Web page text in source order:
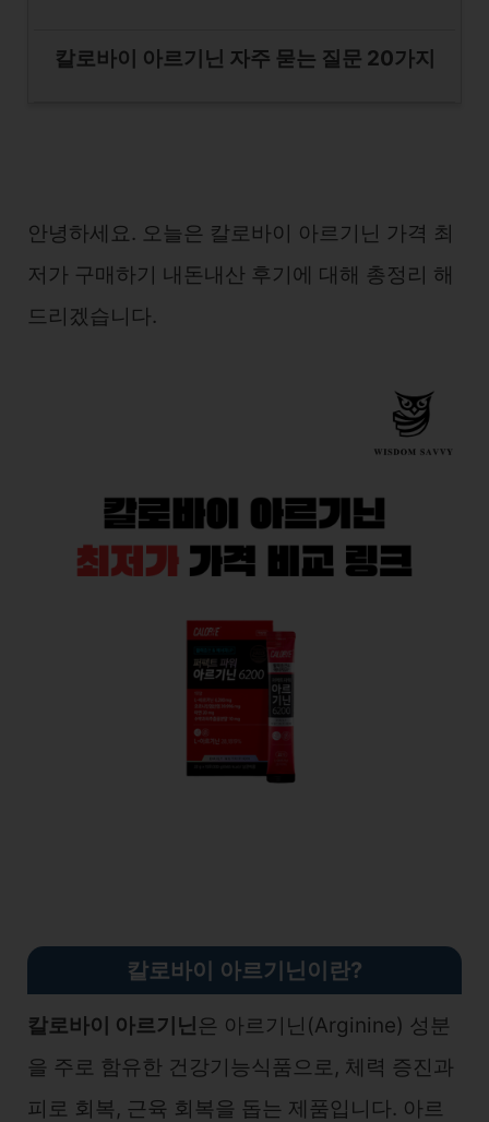
칼로바이 아르기닌 자주 묻는 질문 20가지
안녕하세요. 오늘은 칼로바이 아르기닌 가격 최
저가 구매하기 내돈내산 후기에 대해 총정리 해
드리겠습니다.
칼로바이 아르기닌이란?
칼로바이 아르기닌은 아르기닌(Arginine) 성분
을 주로 함유한 건강기능식품으로, 체력 증진과
피로 회복, 근육 회복을 돕는 제품입니다. 아르